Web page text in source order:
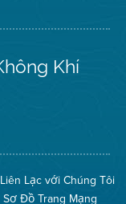
Khí
Liên Lạc với Chúng Tôi
Sơ Đồ Trang Mạng